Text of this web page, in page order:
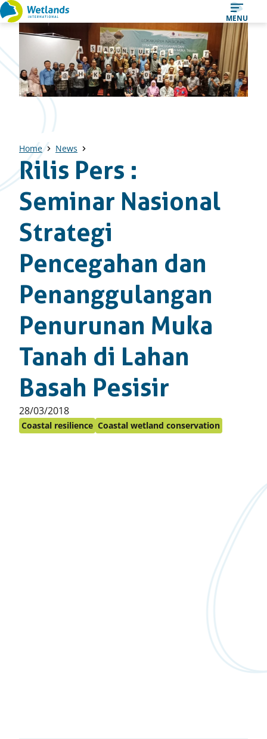
Straight
to
content
MENU
Home News
Rilis Pers :
Seminar Nasional
Strategi
Pencegahan dan
Penanggulangan
Penurunan Muka
Tanah di Lahan
Basah Pesisir
Published
on:
28/03/2018
Coastal resilience Coastal wetland conservation